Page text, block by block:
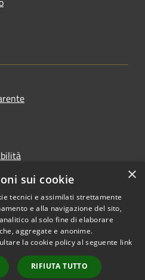
Copyright © 2026 • Comune di
Albiate • Powered by
Municipium•
Accesso
×
sui cookie
tecnici e assimilati strettamente
e alla navigazione del sito,
al solo fine di elaborare
aggregate e anonime.
la cookie policy al seguente link
RIFIUTA TUTTO